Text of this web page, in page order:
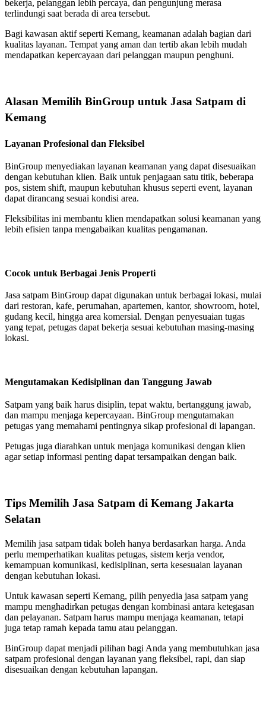
bekerja, pelanggan lebih percaya, dan pengunjung merasa
terlindungi saat berada di area tersebut.
Bagi kawasan aktif seperti Kemang, keamanan adalah bagian dari
kualitas layanan. Tempat yang aman dan tertib akan lebih mudah
mendapatkan kepercayaan dari pelanggan maupun penghuni.
Alasan Memilih BinGroup untuk Jasa Satpam di
Kemang
Layanan Profesional dan Fleksibel
BinGroup menyediakan layanan keamanan yang dapat disesuaikan
dengan kebutuhan klien. Baik untuk penjagaan satu titik, beberapa
pos, sistem shift, maupun kebutuhan khusus seperti event, layanan
dapat dirancang sesuai kondisi area.
Fleksibilitas ini membantu klien mendapatkan solusi keamanan yang
lebih efisien tanpa mengabaikan kualitas pengamanan.
Cocok untuk Berbagai Jenis Properti
Jasa satpam BinGroup dapat digunakan untuk berbagai lokasi, mulai
dari restoran, kafe, perumahan, apartemen, kantor, showroom, hotel,
gudang kecil, hingga area komersial. Dengan penyesuaian tugas
yang tepat, petugas dapat bekerja sesuai kebutuhan masing-masing
lokasi.
Mengutamakan Kedisiplinan dan Tanggung Jawab
Satpam yang baik harus disiplin, tepat waktu, bertanggung jawab,
dan mampu menjaga kepercayaan. BinGroup mengutamakan
petugas yang memahami pentingnya sikap profesional di lapangan.
Petugas juga diarahkan untuk menjaga komunikasi dengan klien
agar setiap informasi penting dapat tersampaikan dengan baik.
Tips Memilih Jasa Satpam di Kemang Jakarta
Selatan
Memilih jasa satpam tidak boleh hanya berdasarkan harga. Anda
perlu memperhatikan kualitas petugas, sistem kerja vendor,
kemampuan komunikasi, kedisiplinan, serta kesesuaian layanan
dengan kebutuhan lokasi.
Untuk kawasan seperti Kemang, pilih penyedia jasa satpam yang
mampu menghadirkan petugas dengan kombinasi antara ketegasan
dan pelayanan. Satpam harus mampu menjaga keamanan, tetapi
juga tetap ramah kepada tamu atau pelanggan.
BinGroup dapat menjadi pilihan bagi Anda yang membutuhkan jasa
satpam profesional dengan layanan yang fleksibel, rapi, dan siap
disesuaikan dengan kebutuhan lapangan.